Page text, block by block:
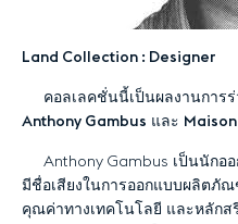
Land Collection : Designer
คอลเลคชั่นนี้เป็นผลงานการร่
Anthony Gambus และ
Anthony Gambus เป็นนักอ
มีชื่อเสียงในการออกแบบผลิตภั
คุณค่าทางเทคโนโลยี และหลักส